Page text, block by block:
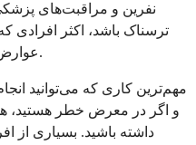
نفرین و مراقبت‌های
ترسناک باشد، اکثر افرادی
عوارض ماندگار به طور کامل بهبود می‌یابند.
مهم‌ترین کاری که می‌توانید
و اگر در معرض خطر هستید،
داشته باشید. بسیاری از